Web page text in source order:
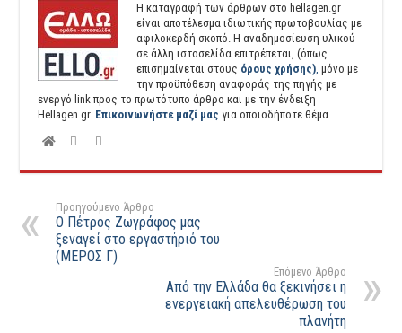
Η καταγραφή των άρθρων στο hellagen.gr
είναι αποτέλεσμα ιδιωτικής πρωτοβουλίας με
αφιλοκερδή σκοπό. H αναδημοσίευση υλικού
σε άλλη ιστοσελίδα επιτρέπεται, (όπως
επισημαίνεται στους όρους χρήσης),μόνο με
την προϋπόθεση αναφοράς της πηγής με
ενεργό link προς το πρωτότυπο άρθρο και με την ένδειξη
Hellagen.gr. Επικοινωνήστε μαζί μας για οποιοδήποτε θέμα.
Προηγούμενο Άρθρο
Ο Πέτρος Ζωγράφος μας
ξεναγεί στο εργαστήριό του
(ΜΕΡΟΣ Γ)
Επόμενο Άρθρο
Από την Ελλάδα θα ξεκινήσει η
ενεργειακή απελευθέρωση του
πλανήτη